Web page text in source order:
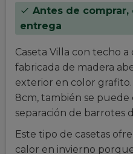
check Antes de
entrega
Caseta Villa con techo a
fabricada de madera
exterior en color
8cm, también se puede
separación de barrotes
Este tipo de casetas
calor en invierno